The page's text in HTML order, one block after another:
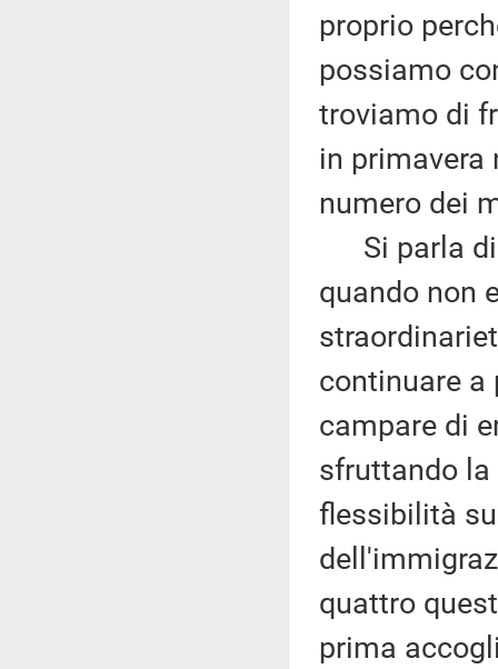
proprio
possiamo
troviamo di
in primavera
numero dei
Si parla di
quando non
continuare a
campare di
sfruttando la
flessibilità
quattro
prima